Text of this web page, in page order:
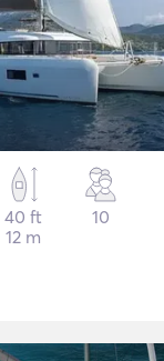
40 ft
12 m
10